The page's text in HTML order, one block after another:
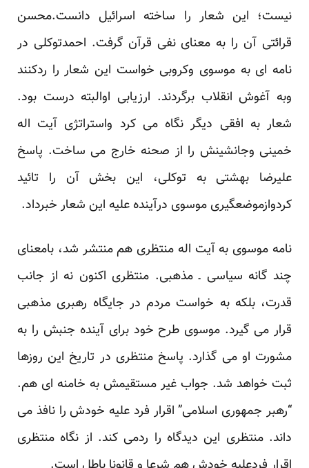
نیست؛ این شعار را ساخته اسرائیل دانست.محسن
قرائتی آن را به معنای نفی قرآن گرفت. احمدتوکلی در
نامه ای به موسوی وکروبی خواست این شعار را ردکنند
وبه آغوش انقلاب برگردند. ارزیابی اوالبته درست بود.
شعار به افقی دیگر نگاه می کرد واستراتژی آیت اله
خمینی وجانشینش را از صحنه خارج می ساخت. پاسخ
علیرضا بهشتی به توکلی، این بخش آن را تائید
کردوازموضعگیری موسوی درآینده علیه این شعار خبرداد.
نامه موسوی به آیت اله منتظری هم منتشر شد، بامعنای
چند گانه سیاسی ـ مذهبی. منتظری اکنون نه از جانب
قدرت، بلکه به خواست مردم در جایگاه رهبری مذهبی
قرار می گیرد. موسوی طرح خود برای آینده جنبش را به
مشورت او می گذارد. پاسخ منتظری در تاریخ این روزها
ثبت خواهد شد. جواب غیر مستقیمش به خامنه ای هم.
“رهبر جمهوری اسلامی” اقرار فرد علیه خودش را نافذ می
داند. منتظری این دیدگاه را ردمی کند. از نگاه منتظری